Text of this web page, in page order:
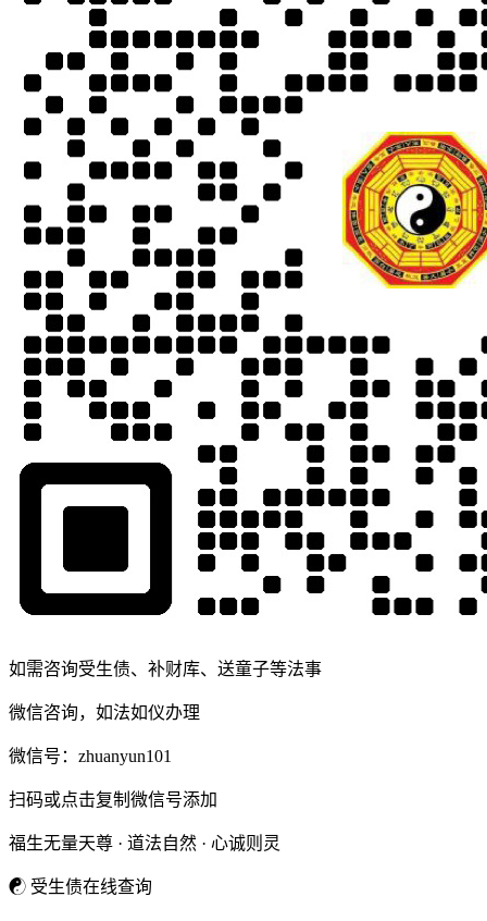
如需咨询受生债、补财库、送童子等法事
微信咨询，如法如仪办理
微信号： zhuanyun101
扫码或点击复制微信号添加
福生无量天尊 · 道法自然 · 心诚则灵
☯ 受生债在线查询